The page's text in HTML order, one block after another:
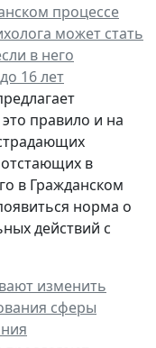
процессе
может стать
в него
16 лет
правило и на
в
в Гражданском
норма о
действий с
изменить
сферы